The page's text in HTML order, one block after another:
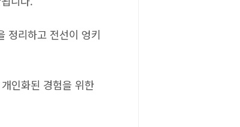
정리하고 전선이 엉키
인화된 경험을 위한